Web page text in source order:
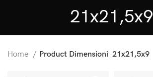
21x21,5x9
Home Product Dimensioni 21x21,5x9